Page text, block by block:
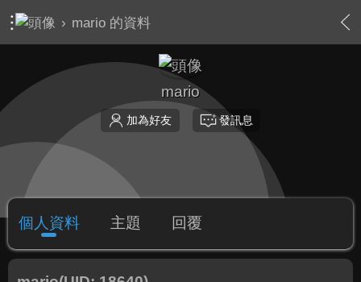
› mario 的資料
mario
加為好友 發訊息
個人資料 主題 回覆